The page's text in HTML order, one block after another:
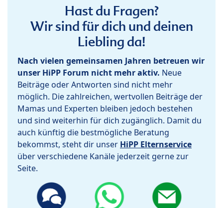
Hast du Fragen?
Wir sind für dich und deinen
Liebling da!
Nach vielen gemeinsamen Jahren betreuen wir
unser HiPP Forum nicht mehr aktiv. Neue
Beiträge oder Antworten sind nicht mehr
möglich. Die zahlreichen, wertvollen Beiträge der
Mamas und Experten bleiben jedoch bestehen
und sind weiterhin für dich zugänglich. Damit du
auch künftig die bestmögliche Beratung
bekommst, steht dir unser HiPP Elternservice
über verschiedene Kanäle jederzeit gerne zur
Seite.